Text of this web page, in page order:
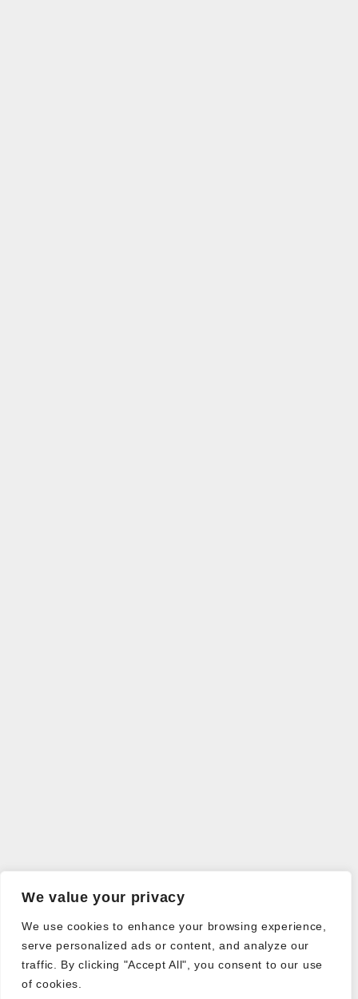
We value your privacy
We use cookies to enhance your browsing experience,
serve personalized ads or content, and analyze our
traffic. By clicking "Accept All", you consent to our use
of cookies.